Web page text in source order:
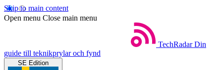
Skip to main content
Open menu Close main menu
TechRadar Din
guide till teknikprylar och fynd
SE Edition